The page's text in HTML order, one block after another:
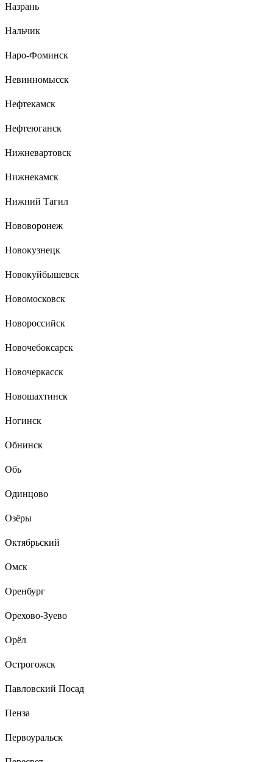
Назрань
Нальчик
Наро-Фоминск
Невинномысск
Нефтекамск
Нефтеюганск
Нижневартовск
Нижнекамск
Нижний Тагил
Нововоронеж
Новокузнецк
Новокуйбышевск
Новомосковск
Новороссийск
Новочебоксарск
Новочеркасск
Новошахтинск
Ногинск
Обнинск
Обь
Одинцово
Озёры
Октябрьский
Омск
Оренбург
Орехово-Зуево
Орёл
Острогожск
Павловский Посад
Пенза
Первоуральск